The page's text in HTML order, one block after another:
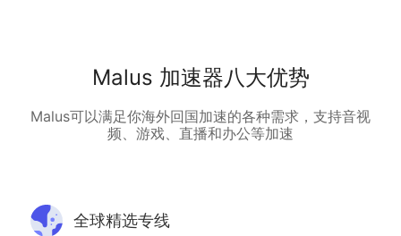
Malus 加速器八大优势
Malus可以满足你海外回国加速的各种需求，支持音视
频、游戏、直播和办公等加速
全球精选专线